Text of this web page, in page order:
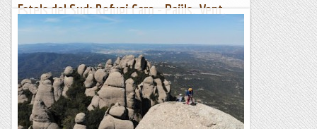
Estels del Sud: Refugi Caro - Paüls. Vent,
vent, i vent tot el dia
Refugi Caro - Paüls 24 km. 9-06-10 22-44 x km. 782 metres de
desnivell positiu Han passat gairebé 4 anys des de la meva
darrera travessa de muntanya de varis dies....
Fragments de camins i curses